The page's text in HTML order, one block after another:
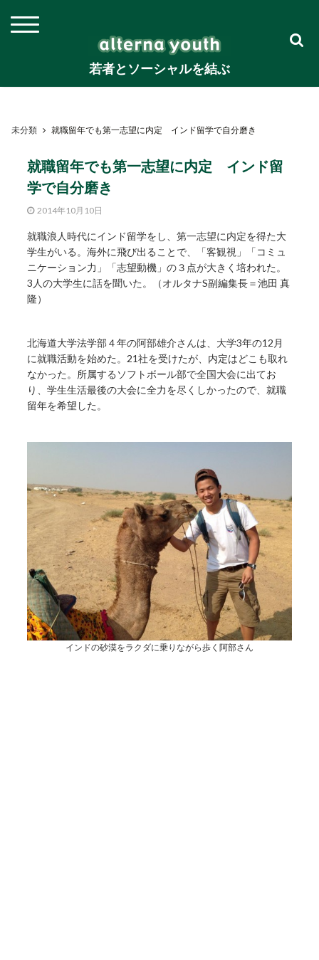
若者とソーシャルを結ぶ
未分類 就職留年でも第一志望に内定 インド留学で自分磨き
就職留年でも第一志望に内定 インド留
学で自分磨き
2014年10月10日
就職浪人時代にインド留学をし、第一志望に内定を得た大
学生がいる。海外に飛び出ることで、「客観視」「コミュ
ニケーション力」「志望動機」の３点が大きく培われた。
3人の大学生に話を聞いた。（オルタナS副編集長＝池田 真
隆）
北海道大学法学部４年の阿部雄介さんは、大学3年の12月
に就職活動を始めた。21社を受けたが、内定はどこも取れ
なかった。所属するソフトボール部で全国大会に出てお
り、学生生活最後の大会に全力を尽くしかったので、就職
留年を希望した。
インドの砂漠をラクダに乗りながら歩く阿部さん